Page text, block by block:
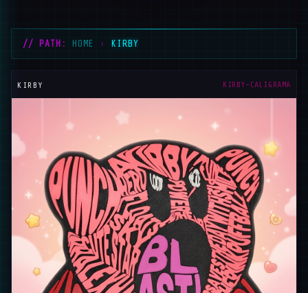
// PATH: HOME › KIRBY
KIRBY KIRBY-CALIGRAMA